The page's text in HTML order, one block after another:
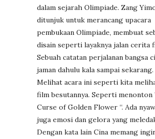
dalam sejarah Olimpiade. Zang
ditunjuk untuk merancang upacara
pembukaan Olimpiade, membuat
disain seperti layaknya jalan cerita
Sebuah catatan perjalanan bangsa
jaman dahulu kala sampai sekarang.
Melihat acara ini seperti kita
film besutannya. Seperti menonton
Curse of Golden Flower “. Ada
juga emosi dan gelora yang
Dengan kata lain Cina memang